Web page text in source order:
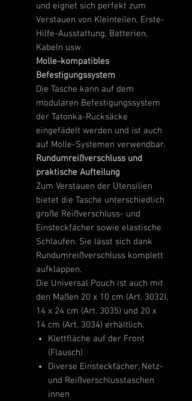
und eignet sich perfekt zum
Verstauen von Kleinteilen, Erste-
Hilfe-Ausstattung, Batterien,
Kabeln usw.
Molle-kompatibles
Befestigungssystem
Die Tasche kann auf dem
modularen Befestigungssystem
der Tatonka-Rucksäcke
eingefädelt werden und ist auch
auf Molle-Systemen verwendbar.
Rundumreißverschluss und
praktische Aufteilung
Zum Verstauen der Utensilien
bietet die Tasche unterschiedlich
große Reißverschluss- und
Einsteckfächer sowie elastische
Schlaufen. Sie lässt sich dank
Rundumreißverschluss komplett
aufklappen.
Die Universal Pouch ist auch mit
den Maßen 20 x 10 cm (Art. 3032),
14 x 24 cm (Art. 3035) und 20 x
14 cm (Art. 3034) erhältlich.
Klettfläche auf der Front
(Flausch)
Diverse Einsteckfächer, Netz-
und Reißverschlusstaschen
innen